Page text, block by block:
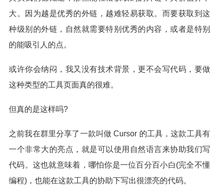
大。因为越是优秀的外链，越难轻易获取。而要获取到这
种级别的外链，自然就需要特别优秀的内容，或者是特别
的能吸引人的点。
或许你会纳闷，我又没有技术背景，更不会写代码，要做
这种类型的工具页面真的很难。
但真的是这样吗?
之前我在群里分享了一款叫做 Cursor 的工具，这款工具有
一个非常大的亮点，就是可以使用自然语言来协助我们写
代码。这也就意味着，哪怕你是一位百分百小白(完全不懂
编程)，也能在这款工具的协助下写出很漂亮的代码。